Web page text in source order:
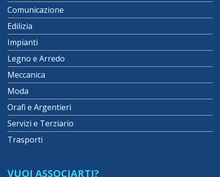
Comunicazione
Edilizia
Impianti
Legno e Arredo
Meccanica
Moda
Orafi e Argentieri
Servizi e Terziario
Trasporti
VUOI ASSOCIARTI?